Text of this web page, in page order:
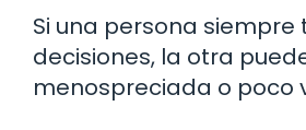
Si una persona siempre
decisiones, la otra
menospreciada o poco